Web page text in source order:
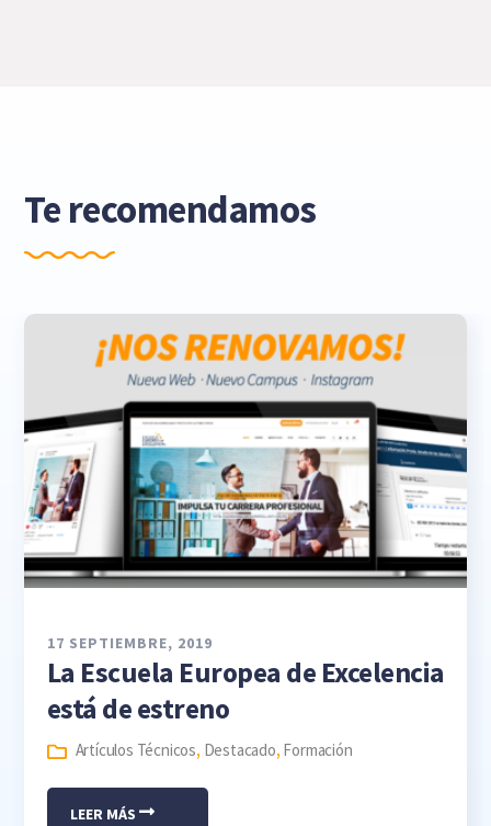
Te recomendamos
17 SEPTIEMBRE, 2019
La Escuela Europea de Excelencia
está de estreno
Artículos Técnicos, Destacado, Formación
LEER MÁS